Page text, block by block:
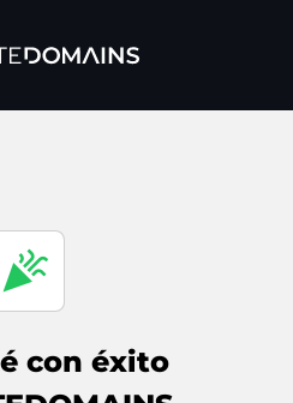
celebration
con éxito